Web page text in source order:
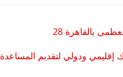
بالقاهرة 28
إقليمي ودولي لتقديم المساعدة